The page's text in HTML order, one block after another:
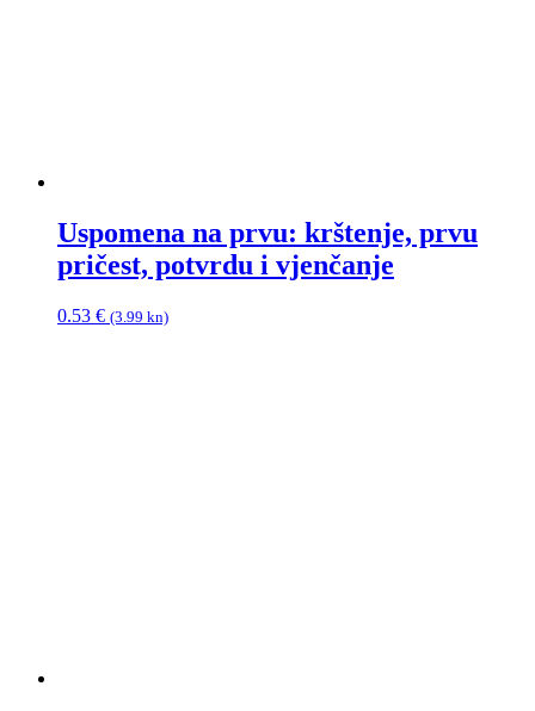
Uspomena na prvu: krštenje, prvu
pričest, potvrdu i vjenčanje
0.53 € (3.99 kn)